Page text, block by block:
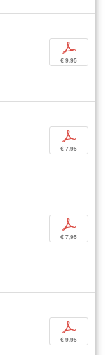
p
€ 9,95
p
€ 7,95
p
€ 7,95
p
€ 9,95